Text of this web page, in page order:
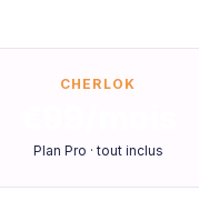
CHERLOK
Plan Pro · tout inclus